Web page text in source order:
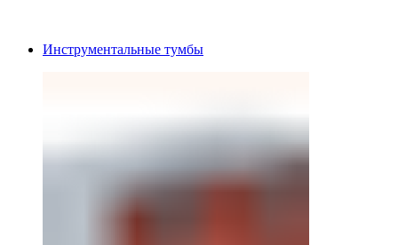
Инструментальные тумбы